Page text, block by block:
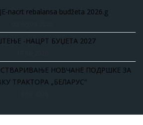
nacrt rebalansa budžeta 2026.g
-НАЦРТ БУЏЕТА 2027
НОВЧАНЕ ПОДРШКЕ ЗА
ТРАКТОРА „БЕЛАРУС“